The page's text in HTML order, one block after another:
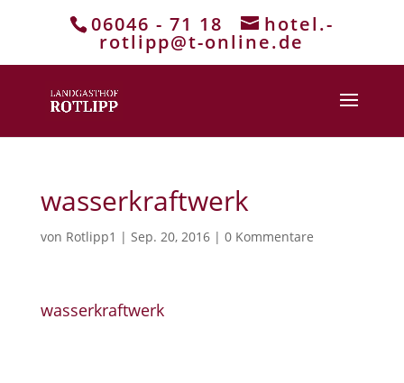
06046 - 71 18 hotel.-
rotlipp@t-online.de
wasserkraftwerk
von Rotlipp1 | Sep. 20, 2016| 0 Kommentare
wasserkraftwerk